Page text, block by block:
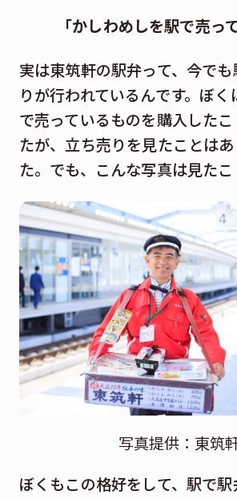
「かしわめしを駅で売っ
実は東筑軒の駅弁って、今で
りが行われているんです。ぼ
で売っているものを購入した
たが、立ち売りを見たことは
た。でも、こんな写真は見たこ
写真提供：東筑
ぼくもこの格好をして、駅で